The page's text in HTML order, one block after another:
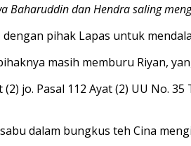
Baharuddin dan Hendra saling
pihak Lapas untuk
masih memburu Riyan,
(2) jo. Pasal 112 Ayat (2) UU
dalam bungkus teh Cina